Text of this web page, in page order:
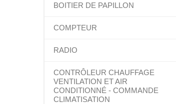
BOITIER DE PAPILLON
COMPTEUR
RADIO
CONTRÔLEUR CHAUFFAGE
VENTILATION ET AIR
CONDITIONNÉ - COMMANDE
CLIMATISATION